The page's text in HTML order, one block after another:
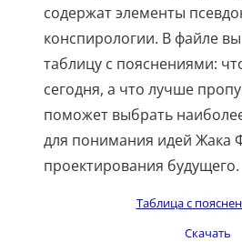
содержат элементы
конспирологии. В файле
таблицу с пояснениями:
сегодня, а что лучше
поможет выбрать
для понимания идей Жака
проектирования будущего.
Таблица с
Скачать